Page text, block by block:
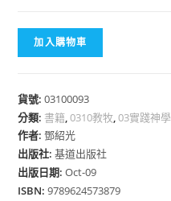
加入購物車
貨號:03100093
分類: 書籍,0310教牧,03實踐神學
作者:鄧紹光
出版社:基道出版社
出版日期:Oct-09
ISBN:9789624573879